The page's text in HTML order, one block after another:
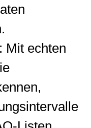
: Mit echten